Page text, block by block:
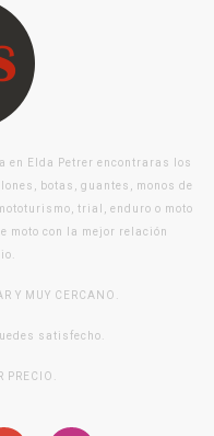
en Elda Petrer encontraras los
botas, guantes, monos de
trial, enduro o moto
moto con la mejor relación
Y MUY CERCANO.
satisfecho.
PRECIO.